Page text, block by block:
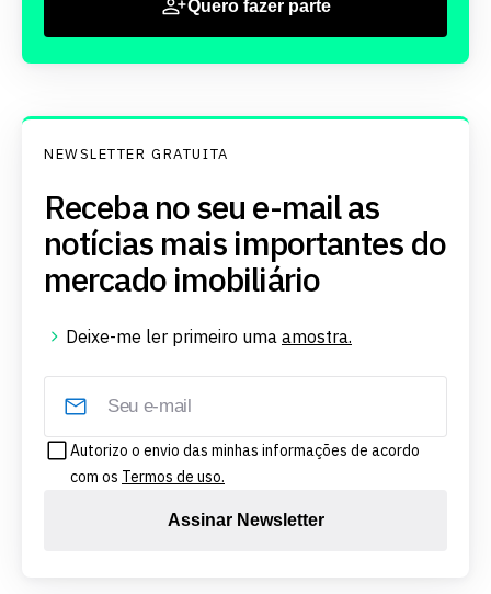
Quero fazer parte
NEWSLETTER GRATUITA
Receba no seu e-mail as
notícias mais importantes do
mercado imobiliário
Deixe-me ler primeiro uma amostra.
Autorizo o envio das minhas informações de acordo
com os Termos de uso.
Assinar Newsletter